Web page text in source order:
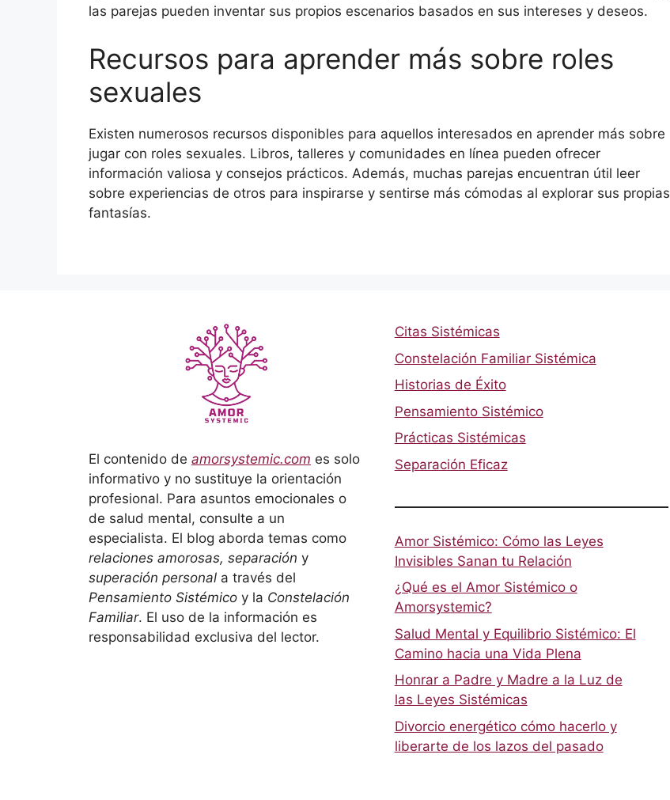
las parejas pueden inventar sus propios escenarios basados en sus intereses y deseos.
Recursos para aprender más sobre roles
sexuales
Existen numerosos recursos disponibles para aquellos interesados en aprender más sobre
jugar con roles sexuales. Libros, talleres y comunidades en línea pueden ofrecer
información valiosa y consejos prácticos. Además, muchas parejas encuentran útil leer
sobre experiencias de otros para inspirarse y sentirse más cómodas al explorar sus propias
fantasías.
El contenido de amorsystemic.com es solo
informativo y no sustituye la orientación
profesional. Para asuntos emocionales o
de salud mental, consulte a un
especialista. El blog aborda temas como
relaciones amorosas, separación y
superación personal a través del
Pensamiento Sistémico y la Constelación
Familiar. El uso de la información es
responsabilidad exclusiva del lector.
Citas Sistémicas
Constelación Familiar Sistémica
Historias de Éxito
Pensamiento Sistémico
Prácticas Sistémicas
Separación Eficaz
Amor Sistémico: Cómo las Leyes
Invisibles Sanan tu Relación
¿Qué es el Amor Sistémico o
Amorsystemic?
Salud Mental y Equilibrio Sistémico: El
Camino hacia una Vida Plena
Honrar a Padre y Madre a la Luz de
las Leyes Sistémicas
Divorcio energético cómo hacerlo y
liberarte de los lazos del pasado